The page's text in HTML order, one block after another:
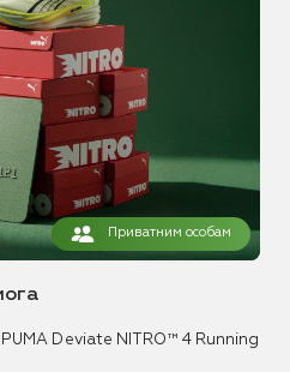
Приватним особам
Deviate NITRO™ 4 Running